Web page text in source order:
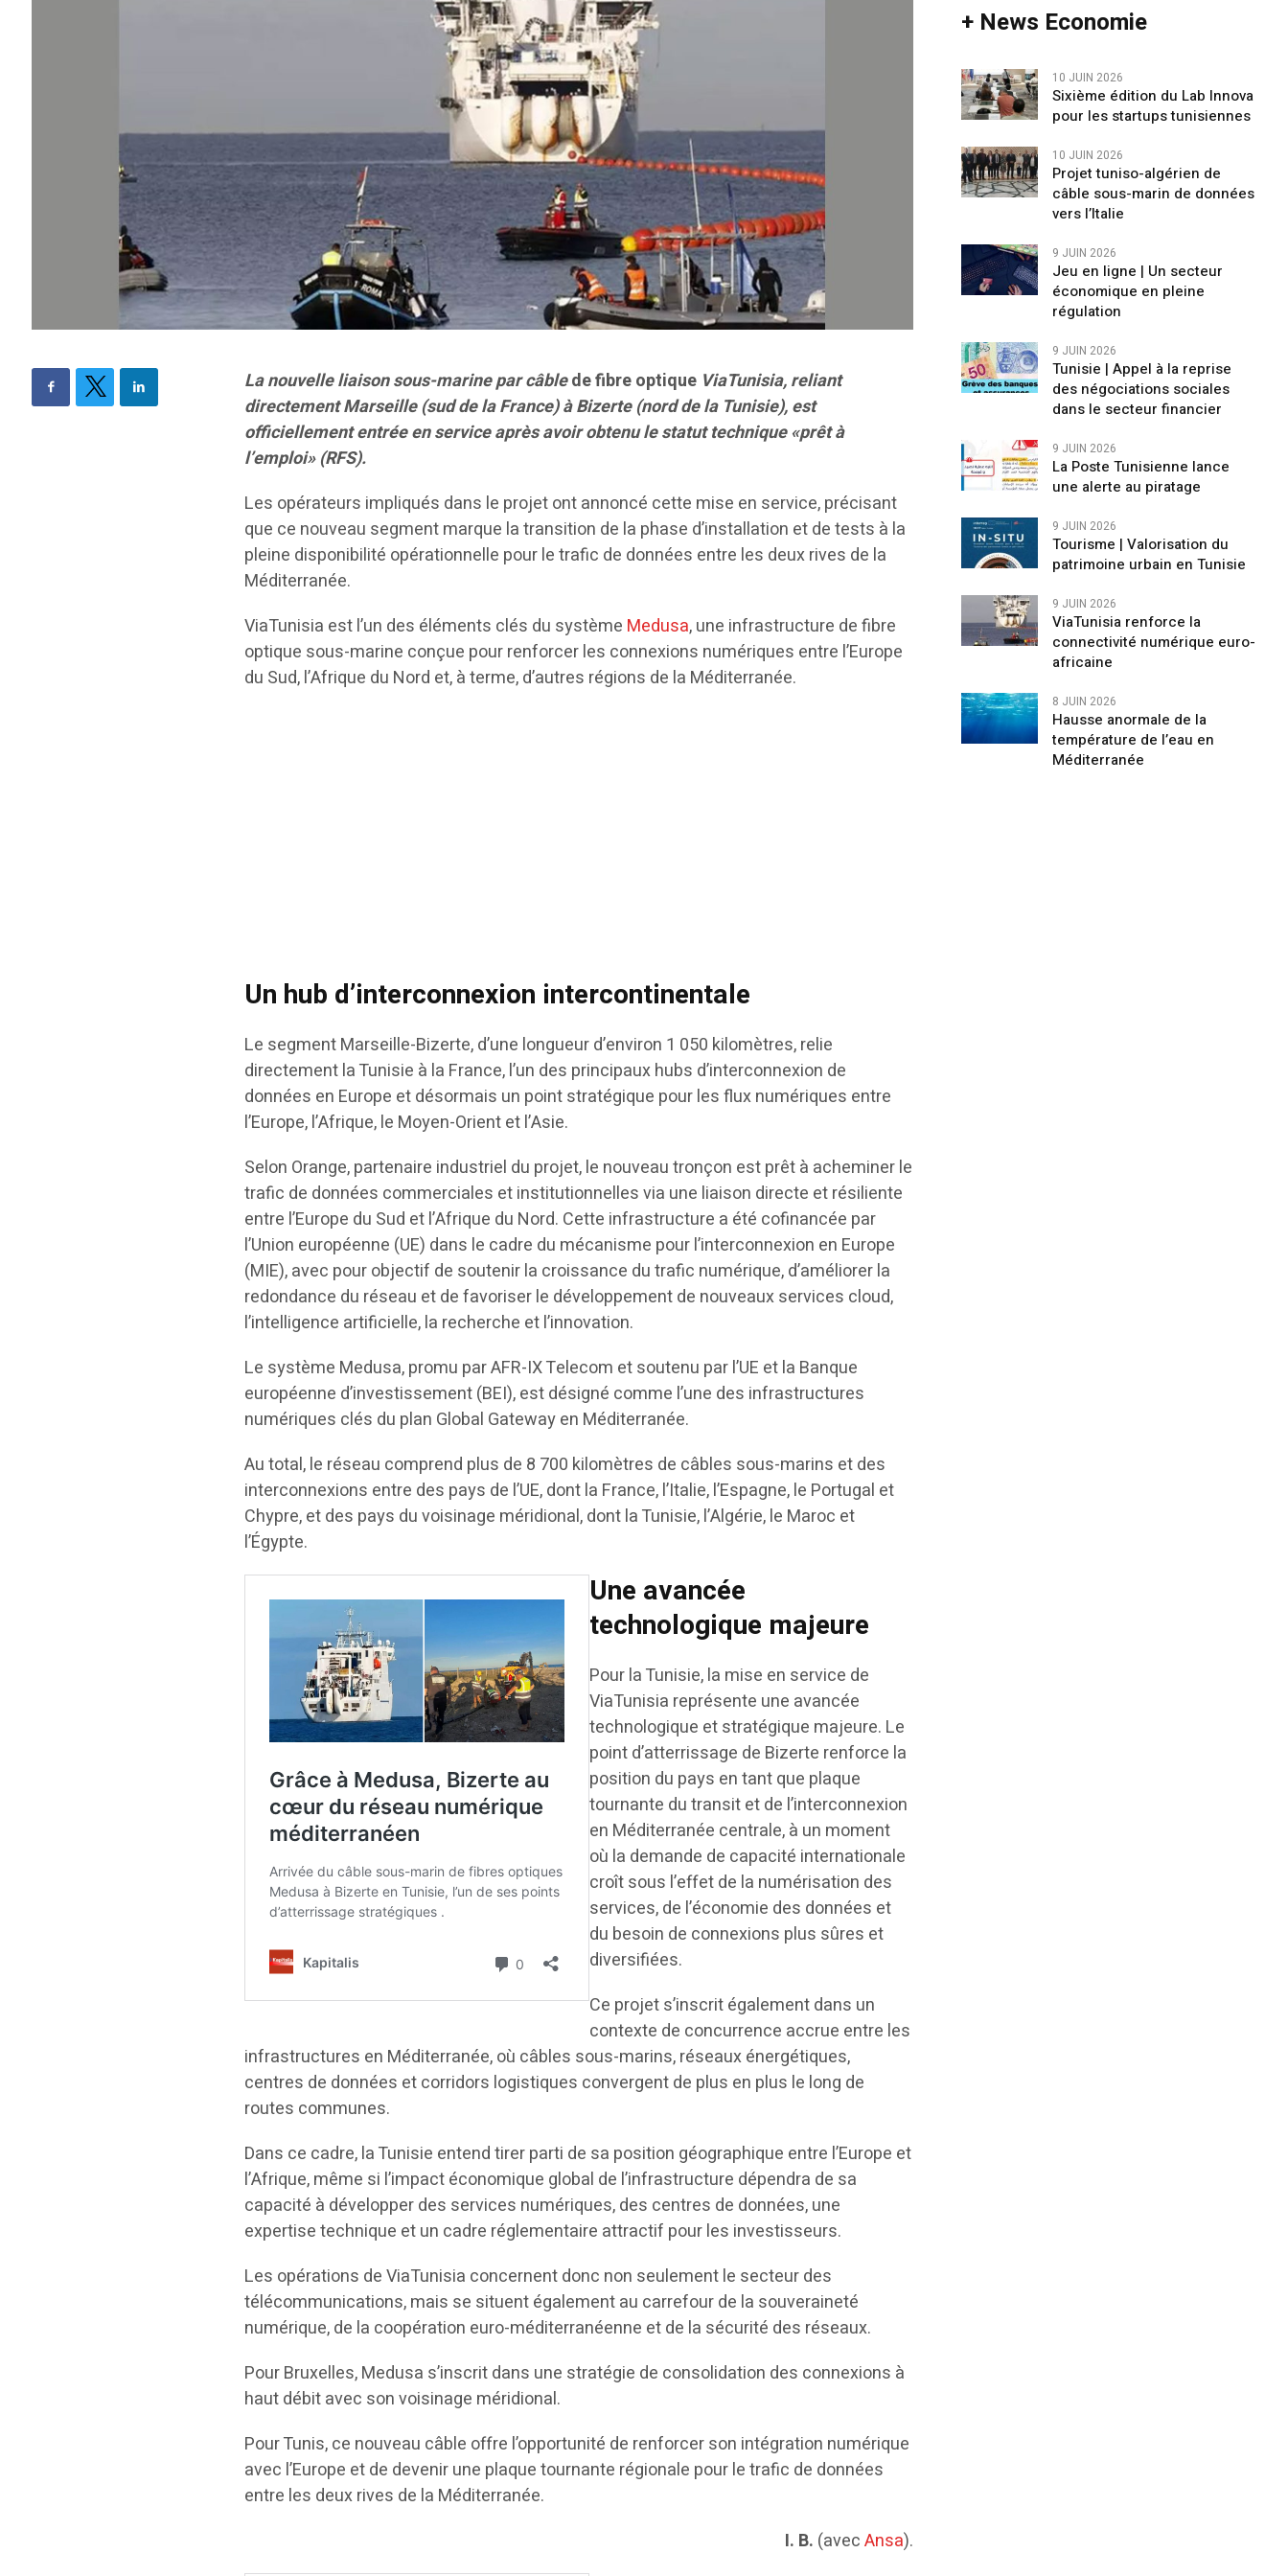
La nouvelle liaison sous-marine par câblede fibre optique ViaTunisia, reliant
directement Marseille (sud de la France) à Bizerte (nord de la Tunisie), est
officiellement entrée en service après avoir obtenu le statut technique «prêt à
l’emploi» (RFS).
Les opérateurs impliqués dans le projet ont annoncé cette mise en service, précisant
que ce nouveau segment marque la transition de la phase d’installation et de tests à la
pleine disponibilité opérationnelle pour le trafic de données entre les deux rives de la
Méditerranée.
ViaTunisia est l’un des éléments clés du système Medusa, une infrastructure de fibre
optique sous-marine conçue pour renforcer les connexions numériques entre l’Europe
du Sud, l’Afrique du Nord et, à terme, d’autres régions de la Méditerranée.
Un hub d’interconnexion intercontinentale
Le segment Marseille-Bizerte, d’une longueur d’environ 1 050 kilomètres, relie
directement la Tunisie à la France, l’un des principaux hubs d’interconnexion de
données en Europe et désormais un point stratégique pour les flux numériques entre
l’Europe, l’Afrique, le Moyen-Orient et l’Asie.
Selon Orange, partenaire industriel du projet, le nouveau tronçon est prêt à acheminer le
trafic de données commerciales et institutionnelles via une liaison directe et résiliente
entre l’Europe du Sud et l’Afrique du Nord. Cette infrastructure a été cofinancée par
l’Union européenne (UE) dans le cadre du mécanisme pour l’interconnexion en Europe
(MIE), avec pour objectif de soutenir la croissance du trafic numérique, d’améliorer la
redondance du réseau et de favoriser le développement de nouveaux services cloud,
l’intelligence artificielle, la recherche et l’innovation.
Le système Medusa, promu par AFR-IX Telecom et soutenu par l’UE et la Banque
européenne d’investissement (BEI), est désigné comme l’une des infrastructures
numériques clés du plan Global Gateway en Méditerranée.
Au total, le réseau comprend plus de 8 700 kilomètres de câbles sous-marins et des
interconnexions entre des pays de l’UE, dont la France, l’Italie, l’Espagne, le Portugal et
Chypre, et des pays du voisinage méridional, dont la Tunisie, l’Algérie, le Maroc et
l’Égypte.
Une avancée
technologique majeure
Pour la Tunisie, la mise en service de
ViaTunisia représente une avancée
technologique et stratégique majeure. Le
point d’atterrissage de Bizerte renforce la
position du pays en tant que plaque
tournante du transit et de l’interconnexion
en Méditerranée centrale, à un moment
où la demande de capacité internationale
croît sous l’effet de la numérisation des
services, de l’économie des données et
du besoin de connexions plus sûres et
diversifiées.
Ce projet s’inscrit également dans un
contexte de concurrence accrue entre les
infrastructures en Méditerranée, où câbles sous-marins, réseaux énergétiques,
centres de données et corridors logistiques convergent de plus en plus le long de
routes communes.
Dans ce cadre, la Tunisie entend tirer parti de sa position géographique entre l’Europe et
l’Afrique, même si l’impact économique global de l’infrastructure dépendra de sa
capacité à développer des services numériques, des centres de données, une
expertise technique et un cadre réglementaire attractif pour les investisseurs.
Les opérations de ViaTunisia concernent donc non seulement le secteur des
télécommunications, mais se situent également au carrefour de la souveraineté
numérique, de la coopération euro-méditerranéenne et de la sécurité des réseaux.
Pour Bruxelles, Medusa s’inscrit dans une stratégie de consolidation des connexions à
haut débit avec son voisinage méridional.
Pour Tunis, ce nouveau câble offre l’opportunité de renforcer son intégration numérique
avec l’Europe et de devenir une plaque tournante régionale pour le trafic de données
entre les deux rives de la Méditerranée.
I. B. (avecAnsa).
+ News Economie
10 JUIN 2026
Sixième édition du Lab Innova
pour les startups tunisiennes
10 JUIN 2026
Projet tuniso-algérien de
câble sous-marin de données
vers l’Italie
9 JUIN 2026
Jeu en ligne | Un secteur
économique en pleine
régulation
9 JUIN 2026
Tunisie | Appel à la reprise
des négociations sociales
dans le secteur financier
9 JUIN 2026
La Poste Tunisienne lance
une alerte au piratage
9 JUIN 2026
Tourisme | Valorisation du
patrimoine urbain en Tunisie
9 JUIN 2026
ViaTunisia renforce la
connectivité numérique euro-
africaine
8 JUIN 2026
Hausse anormale de la
température de l’eau en
Méditerranée